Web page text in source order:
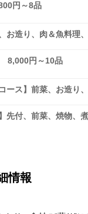
円～8品
お造り、肉＆魚料理
8,000円～10品
ース】前菜、お造り
先付、前菜、焼物、
情報